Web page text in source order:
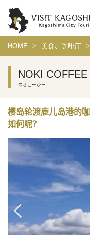
HOME 美食、咖啡厅
NOKI COFFEE
のきこーひー
樱岛轮渡鹿儿岛港的
如何呢？